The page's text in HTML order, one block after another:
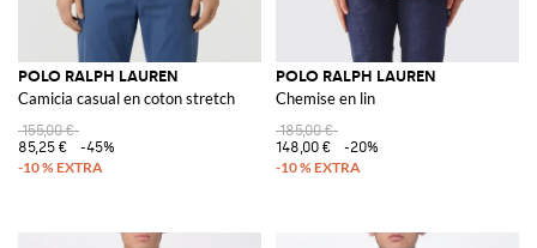
POLO RALPH LAUREN
Camicia casual en coton stretch
155,00 €
85,25 €
-45%
POLO RALPH LAUREN
Chemise en lin
185,00 €
148,00 €
-20%